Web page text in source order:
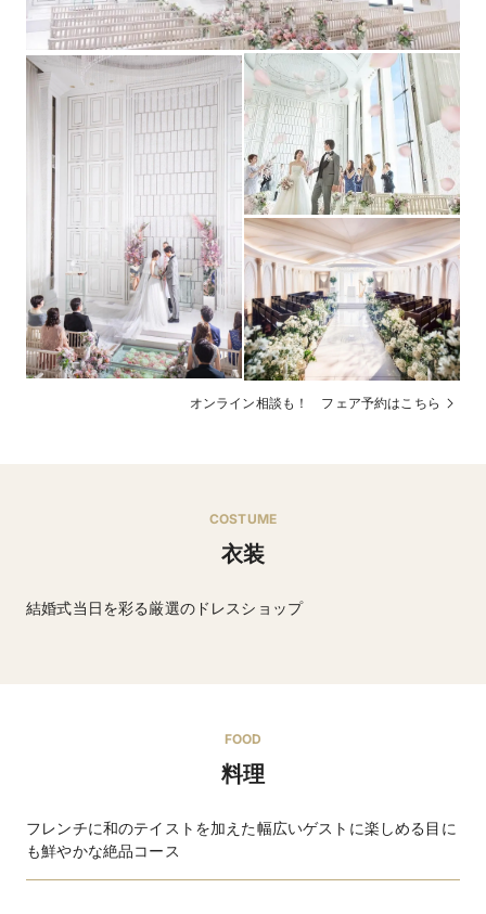
オンライン相談も！ フェア予約はこちら
COSTUME
衣装
結婚式当日を彩る厳選のドレスショップ
FOOD
料理
フレンチに和のテイストを加えた幅広いゲストに楽しめる目に
も鮮やかな絶品コース